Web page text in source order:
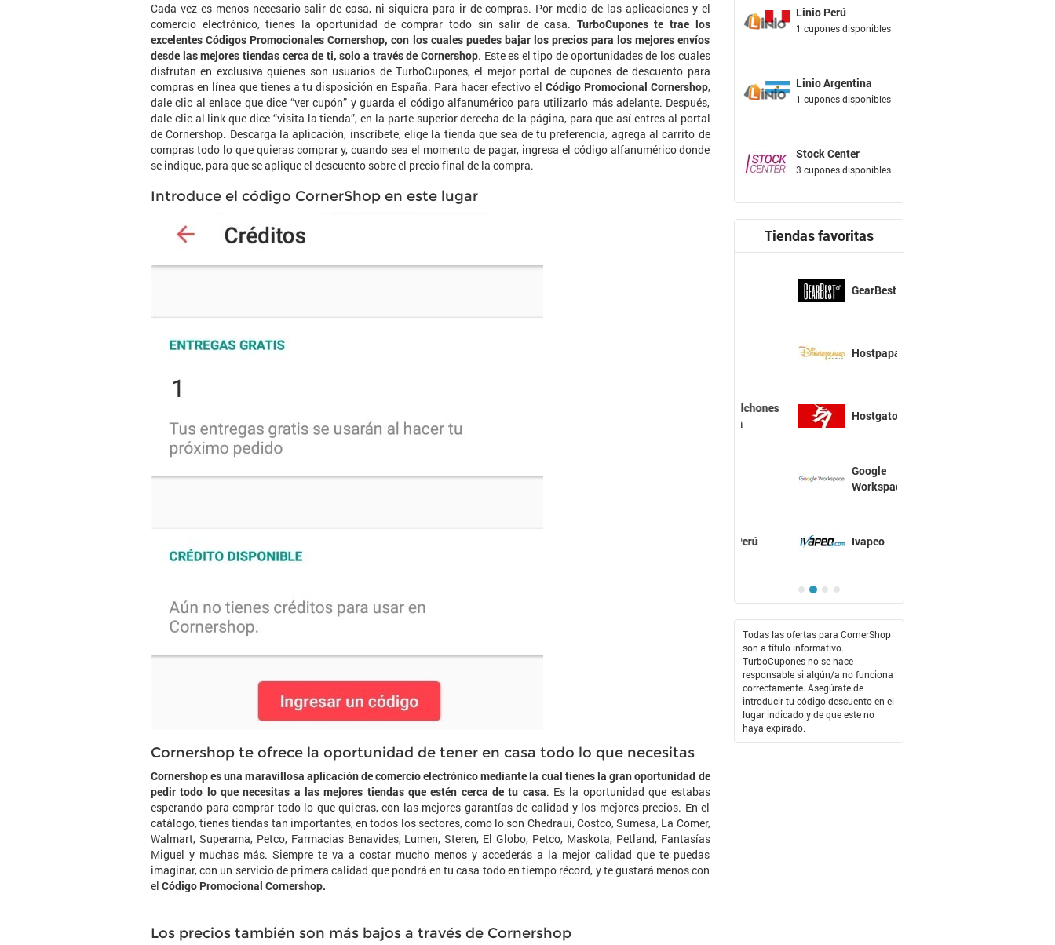
Cada vez es menos necesario salir de casa, ni siquiera para ir de compras. Por medio de las aplicaciones y el
comercio electrónico, tienes la oportunidad de comprar todo sin salir de casa. TurboCupones te trae los
excelentes Códigos Promocionales Cornershop, con los cuales puedes bajar los precios para los mejores envíos
desde las mejores tiendas cerca de ti, solo a través de Cornershop. Este es el tipo de oportunidades de los cuales
disfrutan en exclusiva quienes son usuarios de TurboCupones, el mejor portal de cupones de descuento para
compras en línea que tienes a tu disposición en España. Para hacer efectivo el Código Promocional Cornershop,
dale clic al enlace que dice “ver cupón” y guarda el código alfanumérico para utilizarlo más adelante. Después,
dale clic al link que dice “visita la tienda”, en la parte superior derecha de la página, para que así entres al portal
de Cornershop. Descarga la aplicación, inscríbete, elige la tienda que sea de tu preferencia, agrega al carrito de
compras todo lo que quieras comprar y, cuando sea el momento de pagar, ingresa el código alfanumérico donde
se indique, para que se aplique el descuento sobre el precio final de la compra.
Introduce el código CornerShop en este lugar
Cornershop te ofrece la oportunidad de tener en casa todo lo que necesitas
Cornershop es una maravillosa aplicación de comercio electrónico mediante la cual tienes la gran oportunidad de
pedir todo lo que necesitas a las mejores tiendas que estén cerca de tu casa. Es la oportunidad que estabas
esperando para comprar todo lo que quieras, con las mejores garantías de calidad y los mejores precios. En el
catálogo, tienes tiendas tan importantes, en todos los sectores, como lo son Chedraui, Costco, Sumesa, La Comer,
Walmart, Superama, Petco, Farmacias Benavides, Lumen, Steren, El Globo, Petco, Maskota, Petland, Fantasías
Miguel y muchas más. Siempre te va a costar mucho menos y accederás a la mejor calidad que te puedas
imaginar, con un servicio de primera calidad que pondrá en tu casa todo en tiempo récord, y te gustará menos con
el Código Promocional Cornershop.
Los precios también son más bajos a través de Cornershop
Linio Perú
1 cupones disponibles
Linio Argentina
1 cupones disponibles
Stock Center
3 cupones disponibles
Tiendas favoritas
GearBest
Hostpapa
Hostgator
Workspace
Ivapeo
Todas las ofertas para CornerShop
son a título informativo.
TurboCupones no se hace
responsable si algún/a no funciona
correctamente. Asegúrate de
introducir tu código descuento en el
lugar indicado y de que este no
haya expirado.